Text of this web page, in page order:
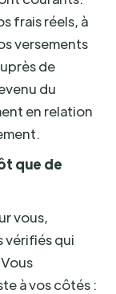
frais réels, à
versements
de
du
en relation
que de
vous,
vérifiés qui
à vos côtés :